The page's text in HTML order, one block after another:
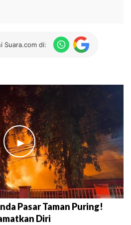
Suara.com di:
►
Pasar Taman Puring!
Diri